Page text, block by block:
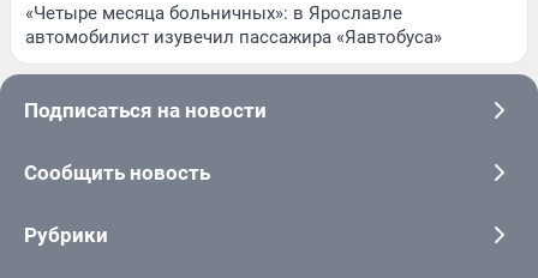
«Четыре месяца больничных»: в Ярославле
автомобилист изувечил пассажира «Яавтобуса»
Подписаться на новости
Сообщить новость
Рубрики